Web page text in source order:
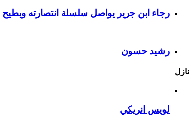
رجاء ابن جرير يواصل سلسلة انتصارته ويطيح
رشيد حسون
نازل
لويس انريكي